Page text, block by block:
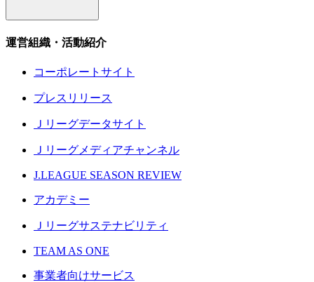
運営組織・活動紹介
コーポレートサイト
プレスリリース
Ｊリーグデータサイト
Ｊリーグメディアチャンネル
J.LEAGUE SEASON REVIEW
アカデミー
Ｊリーグサステナビリティ
TEAM AS ONE
事業者向けサービス